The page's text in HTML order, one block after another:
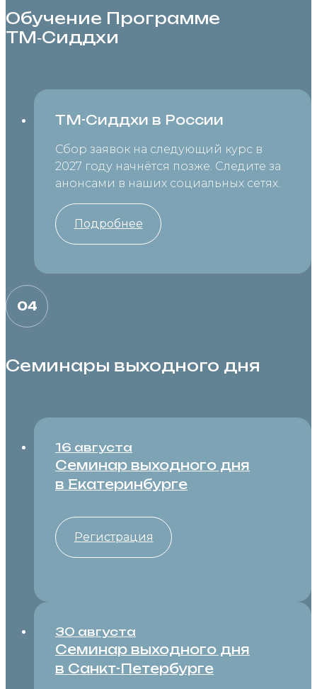
Обучение Программе
ТМ‑Сиддхи
ТМ-Сиддхи в России
Сбор заявок на следующий курс в
2027 году начнётся позже. Следите за
анонсами в наших социальных сетях.
Подробнее
Семинары выходного дня
16 августа
Семинар выходного дня
в Екатеринбурге
Регистрация
30 августа
Семинар выходного дня
в Санкт-⁠Петербурге
04